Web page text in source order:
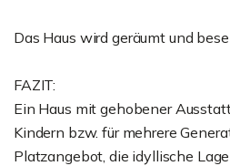
Das Haus wird geräumt und
FAZIT:
Ein Haus mit gehobener
Kindern bzw. für mehrere
Platzangebot, die idyllische